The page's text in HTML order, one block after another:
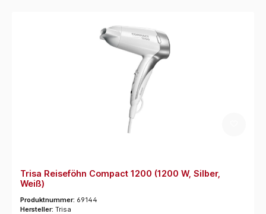
Trisa Reiseföhn Compact 1200 (1200 W, Silber,
Weiß)
Produktnummer: 69144
Hersteller: Trisa